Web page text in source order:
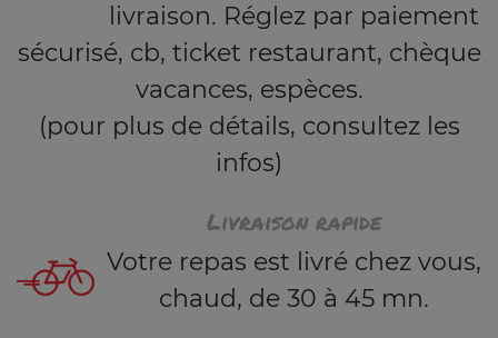
livraison. Réglez par paiement
sécurisé, cb, ticket restaurant, chèque
vacances, espèces.
(pour plus de détails, consultez les
infos)
Livraison rapide
Votre repas est livré chez vous,
chaud, de 30 à 45 mn.